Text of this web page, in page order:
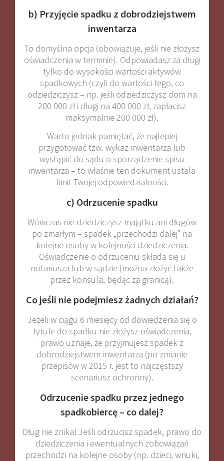
b) Przyjęcie spadku z dobrodziejstwem
inwentarza
To domyślna opcja (obowiązuje, jeśli nie złożysz
oświadczenia w terminie). Odpowiadasz za długi
tylko do wysokości wartości aktywów
spadkowych (czyli do wartości tego, co
odziedziczysz – np. jeśli odziedziczysz dom na
200 000 zł i długi na 400 000 zł, zapłacisz
maksymalnie 200 000 zł).
Warto jednak pamiętać, że najlepiej
przygotować tzw. wykaz inwentarza lub
wystąpić do sądu o sporządzenie spisu
inwentarza – to właśnie ten dokument ustala
limit Twojej odpowiedzialności.
c) Odrzucenie spadku
Wówczas nie dziedziczysz majątku ani długów
po zmarłym – spadek „przechodzi dalej” na
kolejne osoby w kolejności dziedziczenia.
Oświadczenie o odrzuceniu składa się u
notariusza lub w sądzie (można złożyć także
przez konsula, będąc za granicą).
Co jeśli nie podejmiesz żadnych działań?
Jeżeli w ciągu 6 miesięcy od dowiedzenia się o
tytule do spadku nie złożysz oświadczenia,
prawo uznaje, że przyjmujesz spadek z
dobrodziejstwem inwentarza (po zmianie
przepisów w 2015 r. jest to najczęstszy
scenariusz ochronny).
Odrzucenie spadku przez jednego
spadkobiercę – co dalej?
Dług nie znika! Jeśli odrzucisz spadek, prawo do
dziedziczenia i ewentualnych zobowiązań
przechodzi na kolejne osoby (np. dzieci, wnuki,